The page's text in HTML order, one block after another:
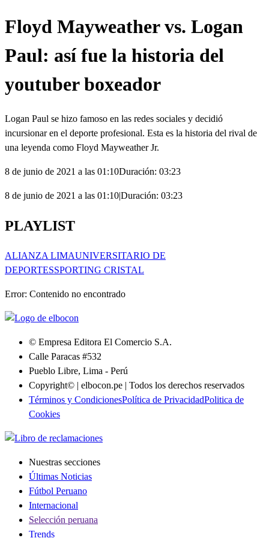
seconds
Floyd Mayweather vs. Logan
Paul: así fue la historia del
youtuber boxeador
Logan Paul se hizo famoso en las redes sociales y decidió
incursionar en el deporte profesional. Esta es la historia del rival de
una leyenda como Floyd Mayweather Jr.
8 de junio de 2021 a las 01:10Duración: 03:23
8 de junio de 2021 a las 01:10|Duración: 03:23
PLAYLIST
ALIANZA LIMAUNIVERSITARIO DE
DEPORTESSPORTING CRISTAL
Error: Contenido no encontrado
© Empresa Editora El Comercio S.A.
Calle Paracas #532
Pueblo Libre, Lima - Perú
Copyright© | elbocon.pe | Todos los derechos reservados
Términos y CondicionesPolítica de PrivacidadPolitica de
Cookies
Nuestras secciones
Últimas Noticias
Fútbol Peruano
Internacional
Selección peruana
Trends